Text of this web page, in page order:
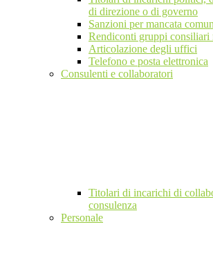
di direzione o di governo
Sanzioni per mancata
Rendiconti gruppi
Articolazione degli uffici
Telefono e posta elettronica
Consulenti e collaboratori
Titolari di incarichi di
consulenza
Personale